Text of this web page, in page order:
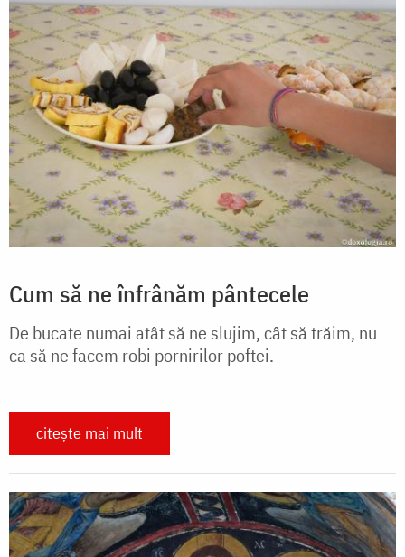
Cum să ne înfrânăm pântecele
De bucate numai atât să ne slujim, cât să trăim, nu
ca să ne facem robi pornirilor poftei.
citește mai mult